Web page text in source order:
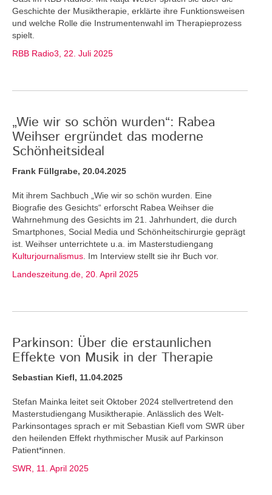
Geschichte der Musiktherapie, erklärte ihre Funktionsweisen
und welche Rolle die Instrumentenwahl im Therapieprozess
spielt.
RBB Radio3, 22. Juli 2025
„Wie wir so schön wurden“: Rabea
Weihser ergründet das moderne
Schönheitsideal
Frank Füllgrabe, 20.04.2025
Mit ihrem Sachbuch „Wie wir so schön wurden. Eine
Biografie des Gesichts“ erforscht Rabea Weihser die
Wahrnehmung des Gesichts im 21. Jahrhundert, die durch
Smartphones, Social Media und Schönheitschirurgie geprägt
ist. Weihser unterrichtete u.a. im Masterstudiengang
Kulturjournalismus . Im Interview stellt sie ihr Buch vor.
Landeszeitung.de, 20. April 2025
Parkinson: Über die erstaunlichen
Effekte von Musik in der Therapie
Sebastian Kiefl, 11.04.2025
Stefan Mainka leitet seit Oktober 2024 stellvertretend den
Masterstudiengang Musiktherapie. Anlässlich des Welt-
Parkinsontages sprach er mit Sebastian Kiefl vom SWR über
den heilenden Effekt rhythmischer Musik auf Parkinson
Patient*innen.
SWR, 11. April 2025